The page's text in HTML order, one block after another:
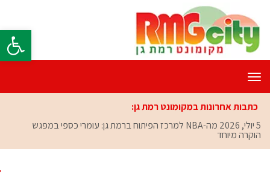
פתח
תפריט
כתבות אחרונות במקומונט רמת גן:
5 יולי, 2026
מה-NBA למרכז הפיתוח ברמת גן: עומרי כספי במפגש
הוקרה מיוחד